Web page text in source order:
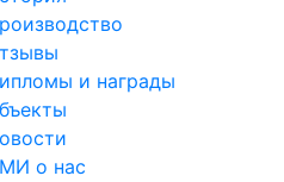
и награды
о нас